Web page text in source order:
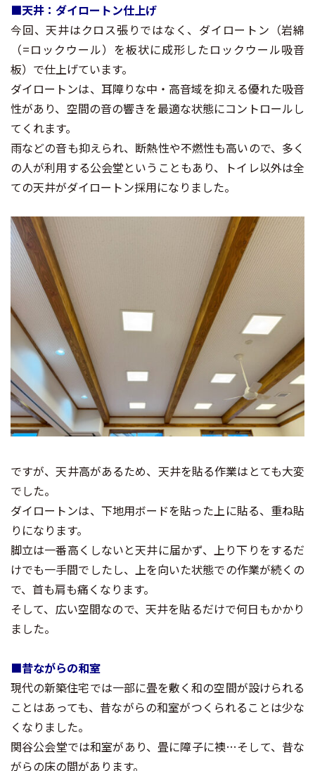
■天井：ダイロートン仕上げ
今回、天井はクロス張りではなく、ダイロートン（岩綿
（=ロックウール）を板状に成形したロックウール吸音
板）で仕上げています。
ダイロートンは、耳障りな中・高音域を抑える優れた吸音
性があり、空間の音の響きを最適な状態にコントロールし
てくれます。
雨などの音も抑えられ、断熱性や不燃性も高いので、多く
の人が利用する公会堂ということもあり、トイレ以外は全
ての天井がダイロートン採用になりました。
ですが、天井高があるため、天井を貼る作業はとても大変
でした。
ダイロートンは、下地用ボードを貼った上に貼る、重ね貼
りになります。
脚立は一番高くしないと天井に届かず、上り下りをするだ
けでも一手間でしたし、上を向いた状態での作業が続くの
で、首も肩も痛くなります。
そして、広い空間なので、天井を貼るだけで何日もかかり
ました。
■昔ながらの和室
現代の新築住宅では一部に畳を敷く和の空間が設けられる
ことはあっても、昔ながらの和室がつくられることは少な
くなりました。
関谷公会堂では和室があり、畳に障子に襖…そして、昔な
がらの床の間があります。